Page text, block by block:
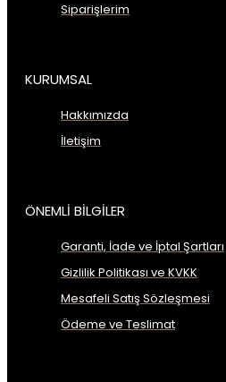
Siparişlerim
KURUMSAL
Hakkımızda
İletişim
ÖNEMLİ BİLGİLER
Garanti, İade ve İptal Şartları
Gizlilik Politikası ve KVKK
Mesafeli Satış Sözleşmesi
Ödeme ve Teslimat